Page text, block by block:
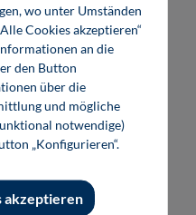
wo unter Umständen
Cookies akzeptieren“
an die
den Button
über die
und mögliche
notwendige)
„Konfigurieren“.
akzeptieren